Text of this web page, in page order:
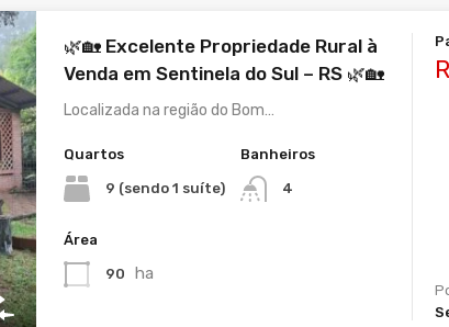
🌿🏡 Excelente Propriedade Rural à
Venda em Sentinela do Sul – RS 🌿🏡
Localizada na região do Bom…
Quartos
9 (sendo 1 suíte)
Banheiros
4
Área
90 ha